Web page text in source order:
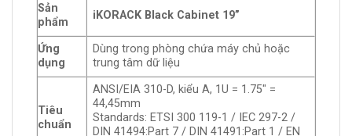
Sản
phẩm
iKORACK Black Cabinet 19”
Ứng
dụng
Dùng trong phòng chứa máy chủ hoặc
trung tâm dữ liệu
Tiêu
chuẩn
ANSI/EIA 310-D, kiểu A, 1U = 1.75″ =
44,45mm
Standards: ETSI 300 119-1 / IEC 297-2 /
DIN 41494:Part 7 / DIN 41491:Part 1 / EN